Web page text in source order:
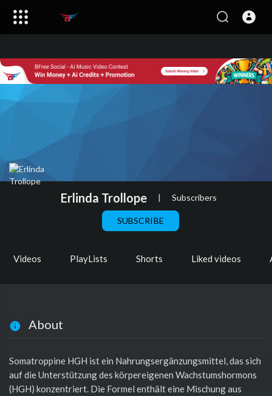
Erlinda Trollope | Subscribers
SUBSCRIBE
Videos PlayLists Shorts Liked videos
About
Somatroppine HGH ist ein Nahrungsergänzungsmittel, das sich
auf die Unterstützung des körpereigenen Wachstumshormons
(HGH) konzentriert. Die Formel enthält eine Mischung aus